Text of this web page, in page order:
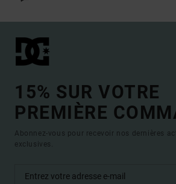
15% SUR VOTRE
PREMIÈRE
Abonnez-vous pour recevoir nos dernières
exclusives.